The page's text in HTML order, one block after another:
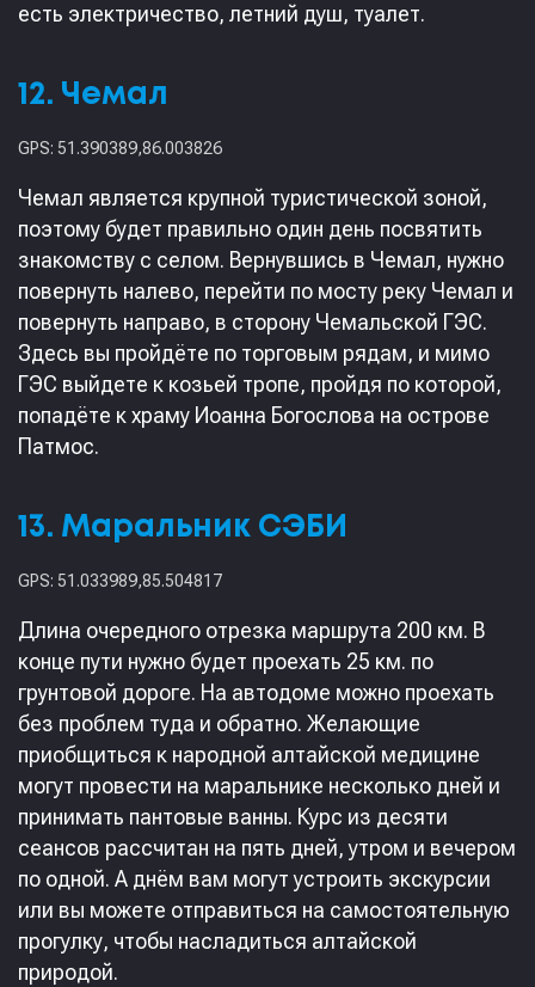
есть электричество, летний душ, туалет.
12. Чемал
GPS: 51.390389,86.003826
Чемал является крупной туристической зоной,
поэтому будет правильно один день посвятить
знакомству с селом. Вернувшись в Чемал, нужно
повернуть налево, перейти по мосту реку Чемал и
повернуть направо, в сторону Чемальской ГЭС.
Здесь вы пройдёте по торговым рядам, и мимо
ГЭС выйдете к козьей тропе, пройдя по которой,
попадёте к храму Иоанна Богослова на острове
Патмос.
13. Маральник СЭБИ
GPS: 51.033989,85.504817
Длина очередного отрезка маршрута 200 км. В
конце пути нужно будет проехать 25 км. по
грунтовой дороге. На автодоме можно проехать
без проблем туда и обратно. Желающие
приобщиться к народной алтайской медицине
могут провести на маральнике несколько дней и
принимать пантовые ванны. Курс из десяти
сеансов рассчитан на пять дней, утром и вечером
по одной. А днём вам могут устроить экскурсии
или вы можете отправиться на самостоятельную
прогулку, чтобы насладиться алтайской
природой.